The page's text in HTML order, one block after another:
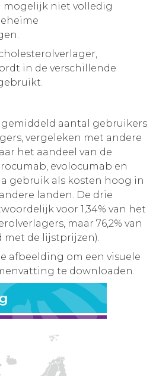
mogelijk niet volledig
in de verschillende
aantal gebruikers
vergeleken met andere
het aandeel van de
evolocumab en
gebruik als kosten hoog in
landen. De drie
voor 1,34% van het
maar 76,2% van
met de lijstprijzen).
afbeelding om een visuele
te downloaden.